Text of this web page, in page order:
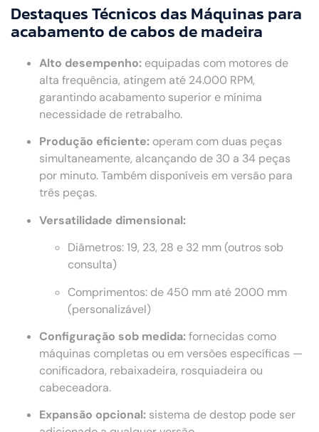
Destaques Técnicos das Máquinas para
acabamento de cabos de madeira
Alto desempenho: equipadas com motores de
alta frequência, atingem até 24.000 RPM,
garantindo acabamento superior e mínima
necessidade de retrabalho.
Produção eficiente: operam com duas peças
simultaneamente, alcançando de 30 a 34 peças
por minuto. Também disponíveis em versão para
três peças.
Versatilidade dimensional:
Diâmetros: 19, 23, 28 e 32 mm (outros sob
consulta)
Comprimentos: de 450 mm até 2000 mm
(personalizável)
Configuração sob medida:fornecidas como
máquinas completas ou em versões específicas —
conificadora, rebaixadeira, rosquiadeira ou
cabeceadora.
Expansão opcional: sistema de destop pode ser